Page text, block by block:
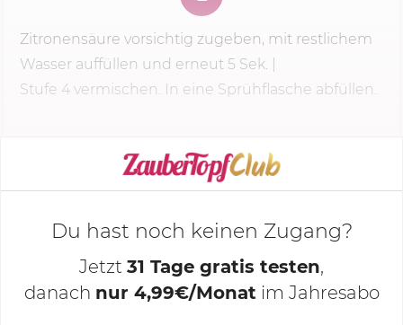
Zitronensäure vorsichtig zugeben, mit restlichem
Wasser auffüllen und erneut 5 Sek.
Stufe 4 vermischen. In eine Sprühflasche abfüllen.
KOCHMODUS STARTEN
Deine Notizen
Du hast noch keinen Zugang?
Jetzt 31 Tage gratis testen,
danach nur 4,99€/Monat im Jahresabo